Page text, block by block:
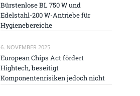
Bürstenlose BL 750 W und
Edelstahl-200 W-Antriebe für
Hygienebereiche
6. NOVEMBER 2025
European Chips Act fördert
Hightech, beseitigt
Komponentenrisiken jedoch nicht